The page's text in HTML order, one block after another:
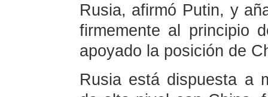
Rusia, afirmó Putin, y
firmemente al principio
apoyado la posición de
Rusia está dispuesta a